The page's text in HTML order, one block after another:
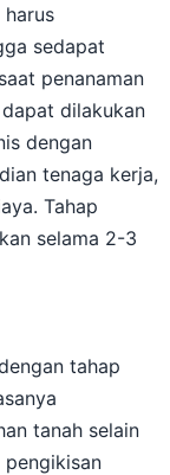
harus
sedapat
penanaman
dilakukan
dengan
tenaga kerja,
Tahap
selama 2-3
tahap
tanah selain